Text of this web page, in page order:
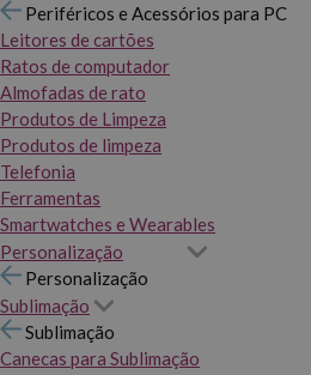
Periféricos e Acessórios para PC
Leitores de cartões
Ratos de computador
Almofadas de rato
Produtos de Limpeza
Produtos de limpeza
Telefonia
Ferramentas
Smartwatches e Wearables
Personalização
Personalização
Sublimação
Sublimação
Canecas para Sublimação